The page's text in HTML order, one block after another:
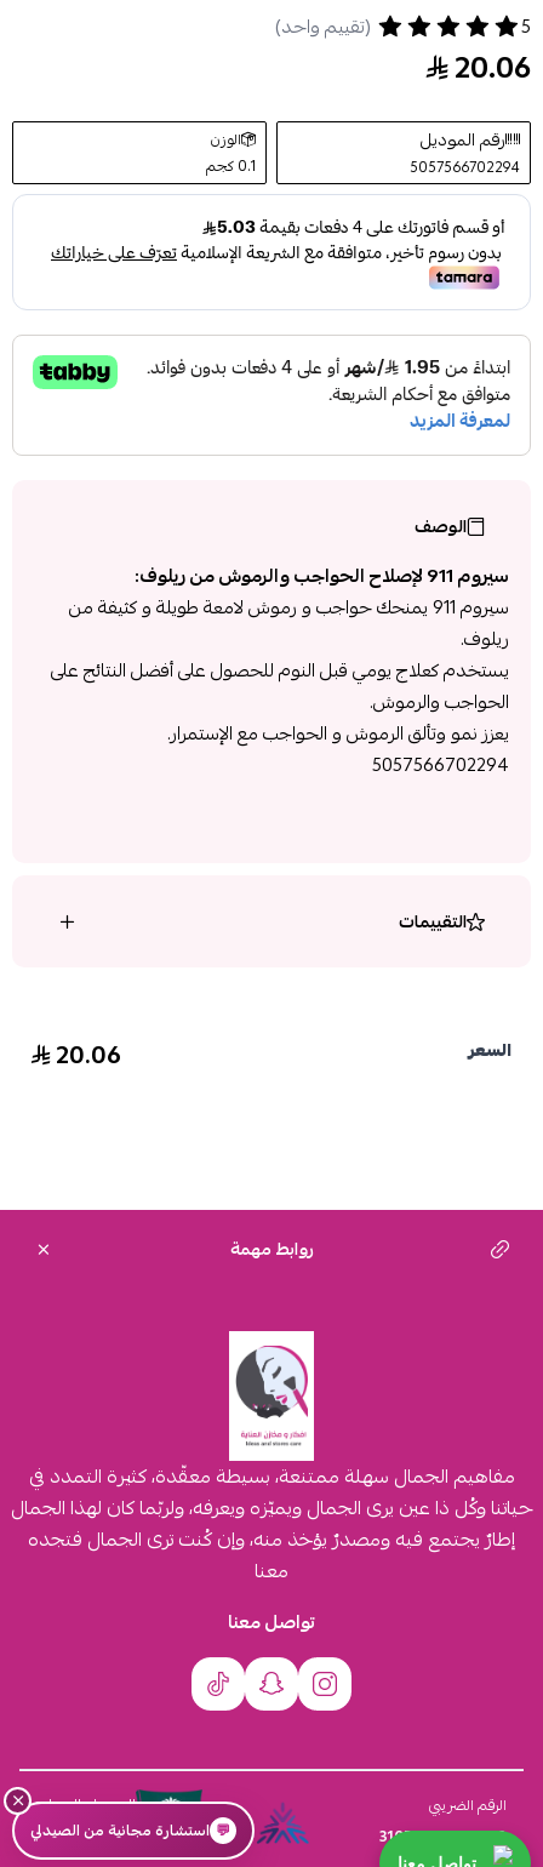
سيروم 911 لإصلاح الحواجب والرموش من ريلوف
5 (تقييم واحد)
20.06
رقم الموديل
5057566702294
الوزن
0.1 كجم
الوصف
سيروم 911 لإصلاح الحواجب والرموش من ريلوف:
سيروم 911 يمنحك حواجب و رموش لامعة طويلة و كثيفة من
ريلوف.
يستخدم كعلاج يومي قبل النوم للحصول على أفضل النتائج على
الحواجب والرموش.
يعزز نمو وتألق الرموش و الحواجب مع الإستمرار.
5057566702294
التقييمات
السعر 20.06
روابط مهمة
مفاهيم الجمال سهلة ممتنعة، بسيطة معقّدة، كثيرة التمدد في
حياتنا وكُل ذا عين يرى الجمال ويميّزه ويعرفه، ولربّما كان لهذا الجمال
إطارٌ يجتمع فيه ومصدرٌ يؤخذ منه، وإن كُنت ترى الجمال فتجده
معنا
تواصل معنا
الرقم الضريبي
310555259800003
السجل التجاري
4030431116
×
💬 استشارة مجانية من الصيدلي